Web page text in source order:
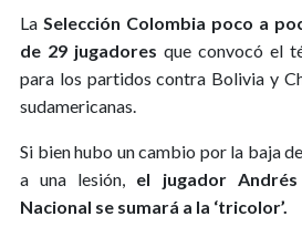
La Selección Colombia poco a
de 29 jugadores que convocó el
para los partidos contra Bolivia y
sudamericanas.
Si bien hubo un cambio por la baja
a una lesión, el jugador
Nacional se sumará a la ‘tricolor’.